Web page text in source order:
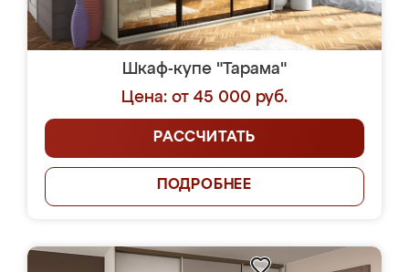
Шкаф-купе "Тарама"
Цена: от 45 000 руб.
РАССЧИТАТЬ
ПОДРОБНЕЕ